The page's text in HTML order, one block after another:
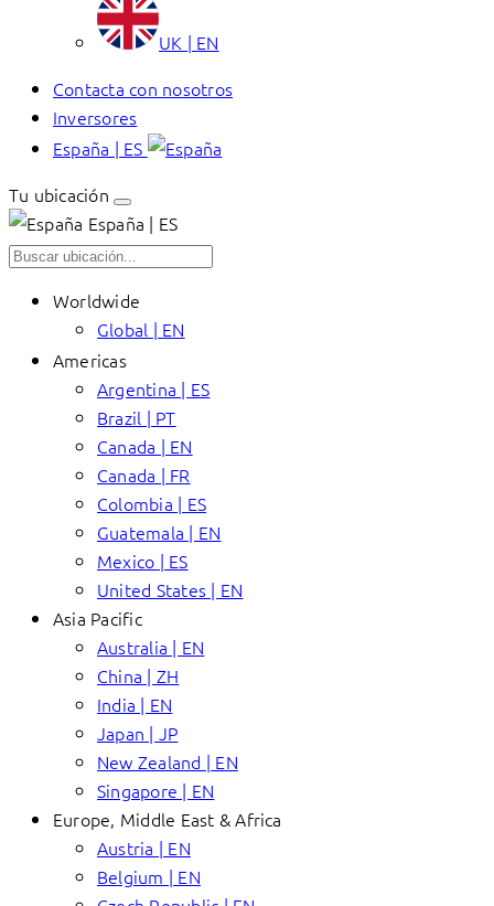
UK | EN
Contacta con nosotros
Inversores
España | ES
Tu ubicación
España | ES
Worldwide
Global | EN
Americas
Argentina | ES
Brazil | PT
Canada | EN
Canada | FR
Colombia | ES
Guatemala | EN
Mexico | ES
United States | EN
Asia Pacific
Australia | EN
China | ZH
India | EN
Japan | JP
New Zealand | EN
Singapore | EN
Europe, Middle East & Africa
Austria | EN
Belgium | EN